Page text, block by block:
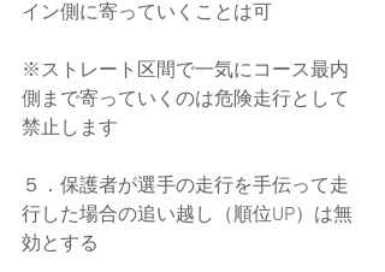
イン側に寄っていくことは可
※ストレート区間で一気にコース最内
側まで寄っていくのは危険走行として
禁止します
５．保護者が選手の走行を手伝って走
行した場合の追い越し（順位UP）は無
効とする